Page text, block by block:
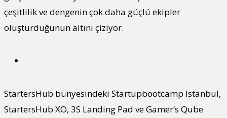
çeşitlilik ve dengenin çok daha güçlü ekipler
oluşturduğunun altını çiziyor.
StartersHub bünyesindeki Startupbootcamp Istanbul,
StartersHub XO, 3S Landing Pad ve Gamer’s Qube